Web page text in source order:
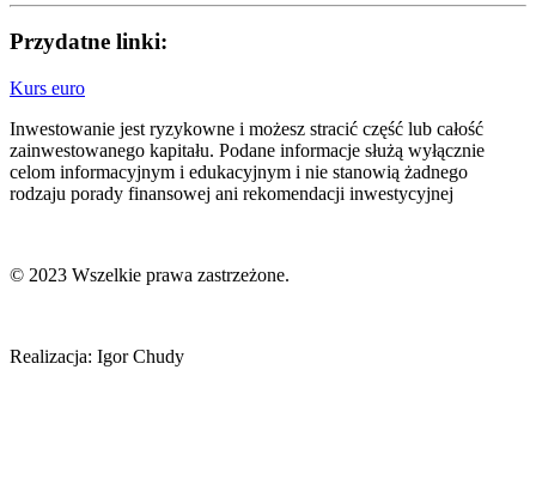
Przydatne linki:
Kurs euro
Inwestowanie jest ryzykowne i możesz stracić część lub całość
zainwestowanego kapitału. Podane informacje służą wyłącznie
celom informacyjnym i edukacyjnym i nie stanowią żadnego
rodzaju porady finansowej ani rekomendacji inwestycyjnej
© 2023 Wszelkie prawa zastrzeżone.
Realizacja: Igor Chudy